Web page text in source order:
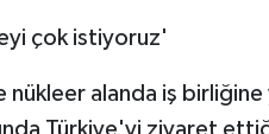
çok istiyoruz'
nükleer alanda iş birliğine